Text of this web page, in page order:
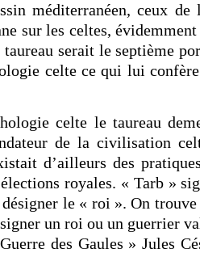
méditerranéen, ceux de
sur les celtes,
serait le septième
celte ce qui lui
celte le taureau
de la civilisation
d’ailleurs des
royales. « Tarb »
le « roi ». On trouve
un roi ou un guerrier
des Gaules » Jules